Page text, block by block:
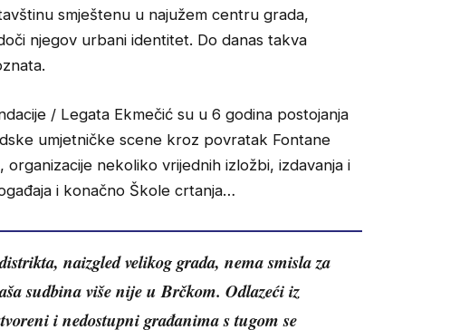
smještenu u najužem centru grada,
njegov urbani identitet. Do danas takva
/ Legata Ekmečić su u 6 godina postojanja
umjetničke scene kroz povratak Fontane
organizacije nekoliko vrijednih izložbi, izdavanja i
i konačno Škole crtanja…
naizgled velikog grada, nema smisla za
sudbina više nije u Brčkom. Odlazeći iz
i nedostupni građanima s tugom se